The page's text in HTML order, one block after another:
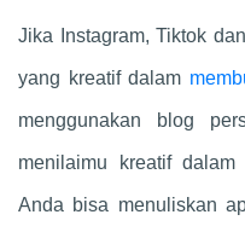
Jika Instagram, Tiktok
yang kreatif dalam
menggunakan blog
menilaimu kreatif
Anda bisa menuliskan